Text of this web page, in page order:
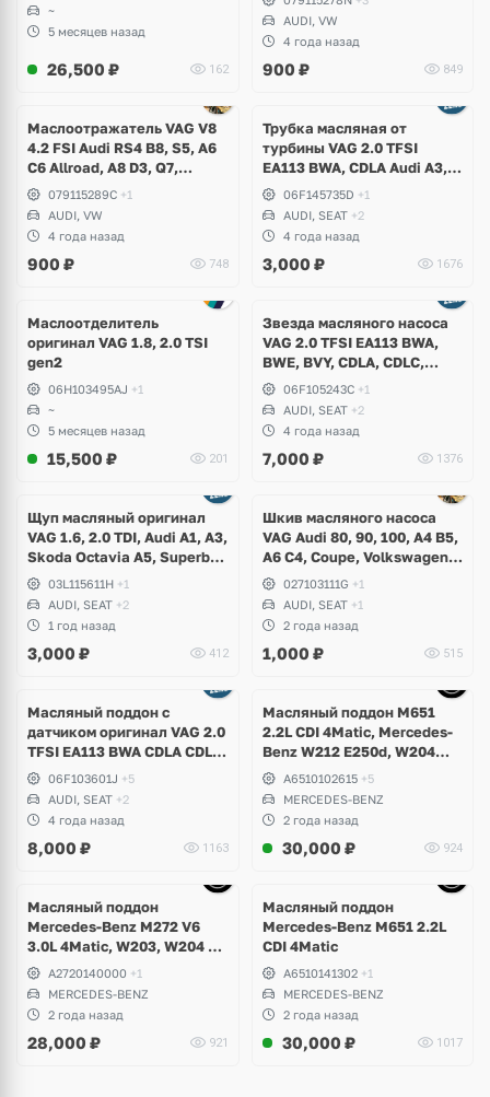
~
5 месяцев назад
26,500 ₽ 162
AUDI, VW
4 года назад
900 ₽ 849
Маслоотражатель VAG V8
4.2 FSI Audi RS4 B8, S5, A6
C6 Allroad, A8 D3, Q7,
Volkswagen Touareg
079115289C +1
AUDI, VW
4 года назад
900 ₽ 748
Трубка масляная от
турбины VAG 2.0 TFSI
EA113 BWA, CDLA Audi A3,
TT, Volkswagen Golf V GTI,
Passat B6, Eos, Skoda
Octavia A5 RS, Seat Leon
Cupra
06F145735D +1
AUDI, SEAT +2
4 года назад
3,000 ₽ 1676
Маслоотделитель
оригинал VAG 1.8, 2.0 TSI
gen2
06H103495AJ +1
~
5 месяцев назад
15,500 ₽ 201
Звезда масляного насоса
VAG 2.0 TFSI EA113 BWA,
BWE, BVY, CDLA, CDLC,
Audi, Volkswagen, Skoda,
Seat
06F105243C +1
AUDI, SEAT +2
4 года назад
7,000 ₽ 1376
Щуп масляный оригинал
VAG 1.6, 2.0 TDI, Audi A1, A3,
Skoda Octavia A5, Superb,
Yeti, Rapid, Volkswagen
Golf V, VI, Plus, Jetta,
Scirocco, Caddy, Passat B6,
B7, Polo, Touran, Seat Leon,
Altea
03L115611H +1
AUDI, SEAT +2
1 год назад
3,000 ₽ 412
Шкив масляного насоса
VAG Audi 80, 90, 100, A4 B5,
A6 C4, Coupe, Volkswagen
Golf 1, 2, 3, Corrado,
Scirocco, Jetta, Passat B2,
B3, B4, B5, Seat Toledo,
Cordoba, Ibiza
027103111G +1
AUDI, SEAT +1
2 года назад
1,000 ₽ 515
Масляный поддон с
датчиком оригинал VAG 2.0
TFSI EA113 BWA CDLA CDLC
CDLG06F103601J +5
AUDI, SEAT +2
4 года назад
8,000 ₽ 1163
Масляный поддон M651
2.2L CDI 4Matic, Mercedes-
Benz W212 E250d, W204
GLKA6510102615 +5
MERCEDES-BENZ
2 года назад
30,000 ₽ 924
Масляный поддон
Mercedes-Benz M272 V6
3.0L 4Matic, W203, W204 C-
Class, GLK, W211, W212 E-
Class, W221 S-Class, W164
ML, W251 R-Class, W639
Vito
A2720140000 +1
MERCEDES-BENZ
2 года назад
28,000 ₽ 921
Масляный поддон
Mercedes-Benz M651 2.2L
CDI 4Matic
A6510141302 +1
MERCEDES-BENZ
2 года назад
30,000 ₽ 1017